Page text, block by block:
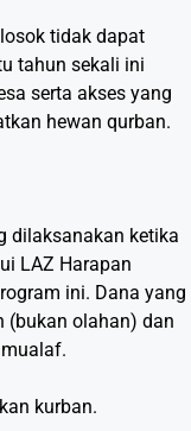
tidak dapat
tahun sekali ini
serta akses yang
hewan qurban.
dilaksanakan ketika
LAZ Harapan
ini. Dana yang
(bukan olahan) dan
kurban.